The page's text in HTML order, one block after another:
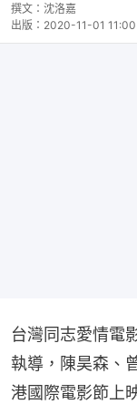
撰文： 沈洛嘉
出版： 2020-11-01 11:00
台灣同志愛情電
執導，陳昊森、
港國際電影節上